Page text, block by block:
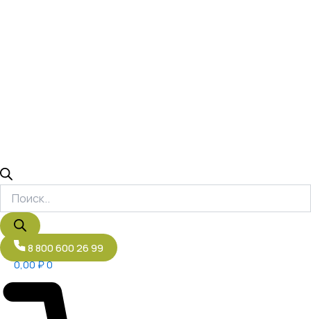
8 800 600 26 99
0,00₽0